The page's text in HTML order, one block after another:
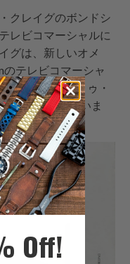
クレイグのボンドシ
レビコマーシャルに
グは、新しいオメ
テレビコマーシャ
ー・タイム・トゥ・
ルを紹介していま
Off!